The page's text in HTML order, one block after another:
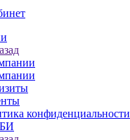
конфиденциальности